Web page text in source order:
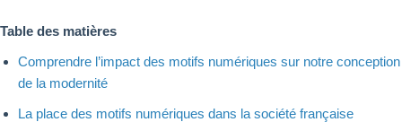
Table des matières
Comprendre l’impact des motifs numériques sur notre conception
de la modernité
La place des motifs numériques dans la société française